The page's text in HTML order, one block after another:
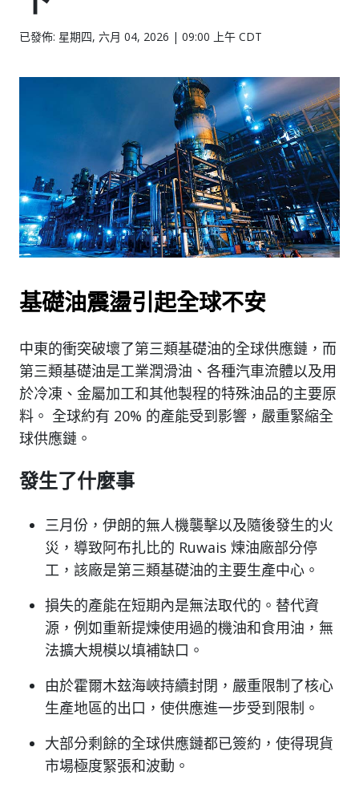
已發佈: 星期四, 六月 04, 2026 | 09:00 上午 CDT
基礎油震盪引起全球不安
中東的衝突破壞了第三類基礎油的全球供應鏈，而
第三類基礎油是工業潤滑油、各種汽車流體以及用
於冷凍、金屬加工和其他製程的特殊油品的主要原
料。 全球約有 20% 的產能受到影響，嚴重緊縮全
球供應鏈。
發生了什麼事
三月份，伊朗的無人機襲擊以及隨後發生的火
災，導致阿布扎比的 Ruwais 煉油廠部分停
工，該廠是第三類基礎油的主要生產中心。
損失的產能在短期內是無法取代的。替代資
源，例如重新提煉使用過的機油和食用油，無
法擴大規模以填補缺口。
由於霍爾木玆海峽持續封閉，嚴重限制了核心
生產地區的出口，使供應進一步受到限制。
大部分剩餘的全球供應鏈都已簽約，使得現貨
市場極度緊張和波動。